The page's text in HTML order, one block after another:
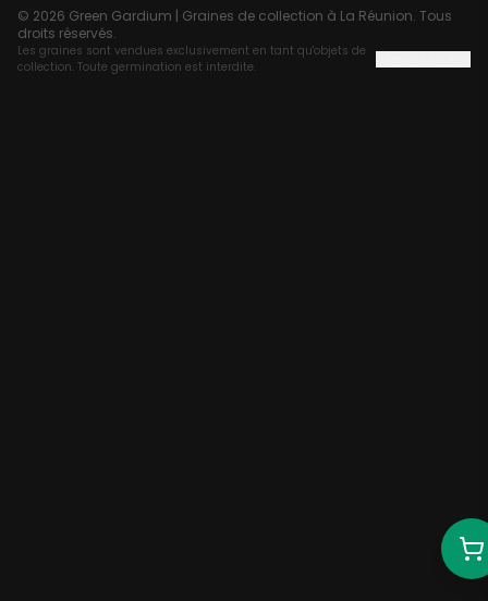
© 2026 Green Gardium | Graines de collection à La Réunion. Tous
droits réservés.
Les graines sont vendues exclusivement en tant qu'objets de
collection. Toute germination est interdite.